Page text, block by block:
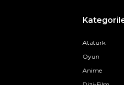
Atatürk
Oyun
Anime